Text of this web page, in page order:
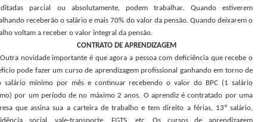
parcial ou absolutamente, podem trabalhar. Quando estiverem
receberão o salário e mais 70% do valor da pensão. Quando deixarem o
voltam a receber o valor integral da pensão.
CONTRATO DE APRENDIZAGEM
Outra novidade importante é que agora a pessoa com deficiência que recebe o
pode fazer um curso de aprendizagem profissional ganhando em torno de
salário mínimo por mês e continuar recebendo o valor do BPC (1 salário
por um período de no máximo 2 anos. O aprendiz é contratado por uma
que assina sua a carteira de trabalho e tem direito a férias, 13º salário,
social, vale-transporte, FGTS, etc. Os cursos de aprendizagem